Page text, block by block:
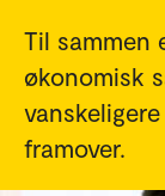
Til sammen
økonomisk
framover.